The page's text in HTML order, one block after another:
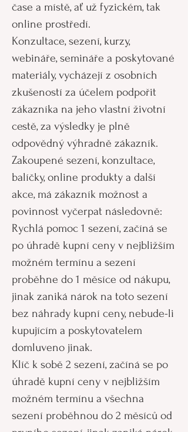
čase a místě, ať už fyzickém, tak
online prostředí.
Konzultace, sezení, kurzy,
webináře, semináře a poskytované
materiály, vycházejí z osobních
zkušeností za účelem podpořit
zákazníka na jeho vlastní životní
cestě, za výsledky je plně
odpovědný výhradně zákazník.
Zakoupené sezení, konzultace,
balíčky, online produkty a další
akce, má zákazník možnost a
povinnost vyčerpat následovně:
Rychlá pomoc 1 sezení, začíná se
po úhradě kupní ceny v nejbližším
možném termínu a sezení
proběhne do 1 měsíce od nákupu,
jinak zaniká nárok na toto sezení
bez náhrady kupní ceny, nebude-li
kupujícím a poskytovatelem
domluveno jinak.
Klíč k sobě 2 sezení, začíná se po
úhradě kupní ceny v nejbližším
možném termínu a všechna
sezení proběhnou do 2 měsíců od